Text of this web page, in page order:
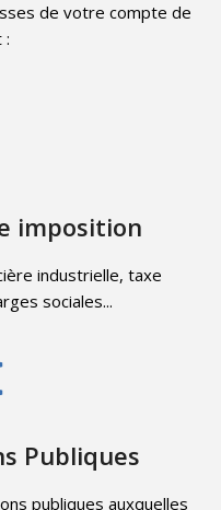
de votre compte de
:
imposition
industrielle, taxe
sociales...
Publiques
publiques auxquelles